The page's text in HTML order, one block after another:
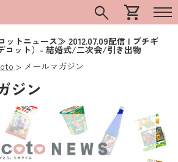
search shopping_cart
トニュース≫ 2012.07.09配信 | プチギ
コット）- 結婚式/二次会/引き出物
メールマガジン
ジン